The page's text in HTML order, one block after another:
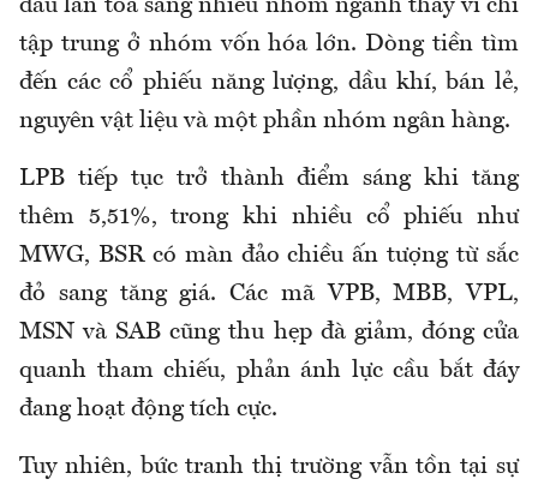
đầu lan tỏa sang nhiều nhóm ngành thay vì chỉ
tập trung ở nhóm vốn hóa lớn. Dòng tiền tìm
đến các cổ phiếu năng lượng, dầu khí, bán lẻ,
nguyên vật liệu và một phần nhóm ngân hàng.
LPB tiếp tục trở thành điểm sáng khi tăng
thêm 5,51%, trong khi nhiều cổ phiếu như
MWG, BSR có màn đảo chiều ấn tượng từ sắc
đỏ sang tăng giá. Các mã VPB, MBB, VPL,
MSN và SAB cũng thu hẹp đà giảm, đóng cửa
quanh tham chiếu, phản ánh lực cầu bắt đáy
đang hoạt động tích cực.
Tuy nhiên, bức tranh thị trường vẫn tồn tại sự